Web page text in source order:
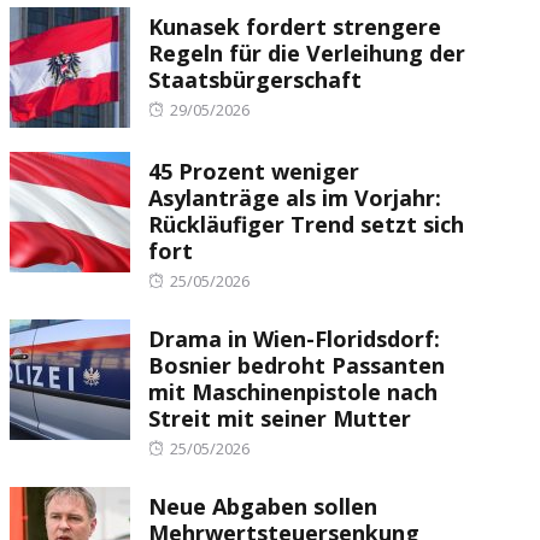
Kunasek fordert strengere
Regeln für die Verleihung der
Staatsbürgerschaft
Posted
29/05/2026
45 Prozent weniger
Asylanträge als im Vorjahr:
Rückläufiger Trend setzt sich
fort
Posted
25/05/2026
Drama in Wien-Floridsdorf:
Bosnier bedroht Passanten
mit Maschinenpistole nach
Streit mit seiner Mutter
Posted
25/05/2026
Neue Abgaben sollen
Mehrwertsteuersenkung